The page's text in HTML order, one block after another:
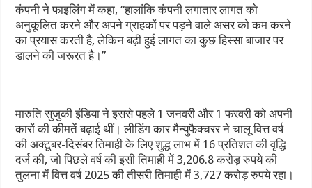
कंपनी ने फाइलिंग में कहा, “हालांकि कंपनी लगातार लागत को
अनुकूलित करने और अपने ग्राहकों पर पड़ने वाले असर को कम करने
का प्रयास करती है, लेकिन बढ़ी हुई लागत का कुछ हिस्सा बाजार पर
डालने की जरूरत है।”
मारुति सुजुकी इंडिया ने इससे पहले 1 जनवरी और 1 फरवरी को अपनी
कारों की कीमतें बढ़ाई थीं। लीडिंग कार मैन्युफैक्चरर ने चालू वित्त वर्ष
की अक्टूबर-दिसंबर तिमाही के लिए शुद्ध लाभ में 16 प्रतिशत की वृद्धि
दर्ज की, जो पिछले वर्ष की इसी तिमाही में 3,206.8 करोड़ रुपये की
तुलना में वित्त वर्ष 2025 की तीसरी तिमाही में 3,727 करोड़ रुपये रहा।